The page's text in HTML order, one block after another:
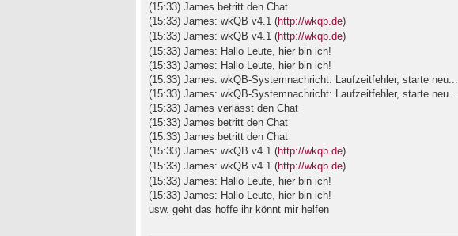
(15:33) James betritt den Chat
(15:33) James: wkQB v4.1 (http://wkqb.de)
(15:33) James: wkQB v4.1 (http://wkqb.de)
(15:33) James: Hallo Leute, hier bin ich!
(15:33) James: Hallo Leute, hier bin ich!
(15:33) James: wkQB-Systemnachricht: Laufzeitfehler, starte neu...
(15:33) James: wkQB-Systemnachricht: Laufzeitfehler, starte neu...
(15:33) James verlässt den Chat
(15:33) James betritt den Chat
(15:33) James betritt den Chat
(15:33) James: wkQB v4.1 (http://wkqb.de)
(15:33) James: wkQB v4.1 (http://wkqb.de)
(15:33) James: Hallo Leute, hier bin ich!
(15:33) James: Hallo Leute, hier bin ich!
usw. geht das hoffe ihr könnt mir helfen